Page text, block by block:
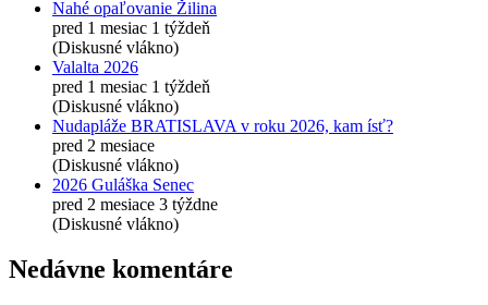
Nahé opaľovanie Žilina
pred 1 mesiac 1 týždeň
(Diskusné vlákno)
Valalta 2026
pred 1 mesiac 1 týždeň
(Diskusné vlákno)
Nudapláže BRATISLAVA v roku 2026, kam ísť?
pred 2 mesiace
(Diskusné vlákno)
2026 Guláška Senec
pred 2 mesiace 3 týždne
(Diskusné vlákno)
Nedávne komentáre